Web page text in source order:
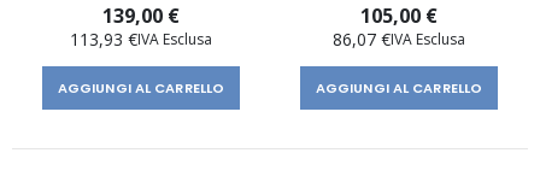
139,00 €
113,93 €
AGGIUNGI AL CARRELLO
105,00 €
86,07 €
AGGIUNGI AL CARRELLO